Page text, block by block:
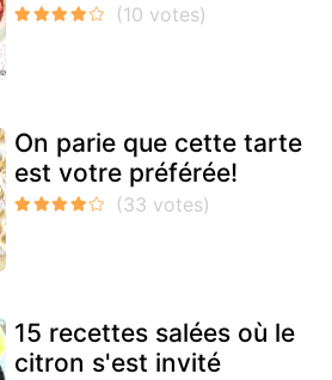
On parie que cette tarte
est votre préférée!
15 recettes salées où le
citron s'est invité